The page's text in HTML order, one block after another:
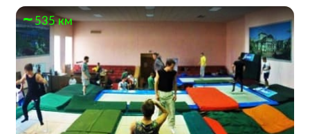
535 км